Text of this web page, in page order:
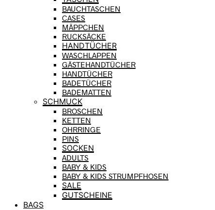
BAUCHTASCHEN
CASES
MÄPPCHEN
RUCKSÄCKE
HANDTÜCHER
WASCHLAPPEN
GÄSTEHANDTÜCHER
HANDTÜCHER
BADETÜCHER
BADEMATTEN
SCHMUCK
BROSCHEN
KETTEN
OHRRINGE
PINS
SOCKEN
ADULTS
BABY & KIDS
BABY & KIDS STRUMPFHOSEN
SALE
GUTSCHEINE
BAGS